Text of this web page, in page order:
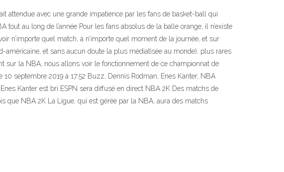
attendue avec une grande impatience par les fans de basket-ball qui
au long de l’année Pour les fans absolus de la balle orange, il n’existe
n’importe quel match, à n’importe quel moment de la journée, et sur
et sans aucun doute la plus médiatisée au monde), plus rares
sur la NBA, nous allons voir le fonctionnement de ce championnat de
septembre 2019 à 17:52 Buzz, Dennis Rodman, Enes Kanter, NBA
Kanter est bri ESPN sera diffusé en direct NBA 2K Des matchs de
que NBA 2K La Ligue, qui est gérée par la NBA, aura des matchs